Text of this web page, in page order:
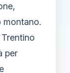
montano.
per